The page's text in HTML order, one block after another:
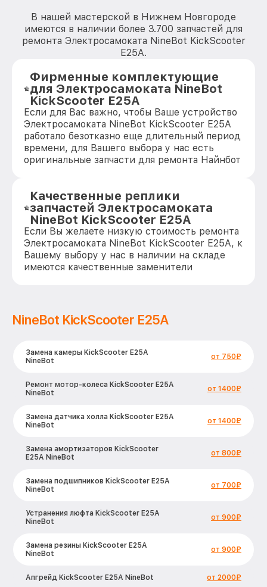
В нашей мастерской в Нижнем Новгороде
имеются в наличии более 3.700 запчастей для
ремонта Электросамоката NineBot KickScooter
E25A.
Фирменные комплектующие
для Электросамоката NineBot
KickScooter E25A
Если для Вас важно, чтобы Ваше устройство
Электросамоката NineBot KickScooter E25A
работало безотказно еще длительный период
времени, для Вашего выбора у нас есть
оригинальные запчасти для ремонта Найнбот
Качественные реплики
запчастей Электросамоката
NineBot KickScooter E25A
Если Вы желаете низкую стоимость ремонта
Электросамоката NineBot KickScooter E25A, к
Вашему выбору у нас в наличии на складе
имеются качественные заменители
NineBot KickScooter E25A
Замена камеры KickScooter E25A
NineBot
от 750₽
Ремонт мотор-колеса KickScooter E25A
NineBot
от 1400₽
Замена датчика холла KickScooter E25A
NineBot
от 1400₽
Замена амортизаторов KickScooter
E25A NineBot
от 800₽
Замена подшипников KickScooter E25A
NineBot
от 700₽
Устранения люфта KickScooter E25A
NineBot
от 900₽
Замена резины KickScooter E25A
NineBot
от 900₽
Апгрейд KickScooter E25A NineBot от 2000₽